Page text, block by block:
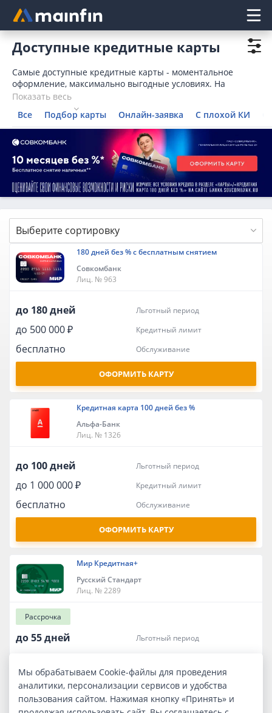
Главное меню
Доступные кредитные карты
Самые доступные кредитные карты - моментальное
оформление, максимально выгодные условиях. На
сегодняшний день представлено 41 доступных кредитных
карт без отказа с плохой кредитной историей. Оставляйте
онлайн-заявку на сайте круглосуточно.
Показать весь
Все
Подбор карты Онлайн-заявка С плохой КИ
Выберите сортировку
180 дней без % с бесплатным снятием
Совкомбанк
Лиц. № 963
до 180 дней льготный период
до 500 000 ₽ кредитный лимит
бесплатно обслуживание
ОФОРМИТЬ КАРТУ
Кредитная карта 100 дней без %
Альфа-Банк
Лиц. № 1326
до 100 дней льготный период
до 1 000 000 ₽ кредитный лимит
бесплатно обслуживание
ОФОРМИТЬ КАРТУ
Мир Кредитная+
Русский Стандарт
Лиц. № 2289
Рассрочка
до 55 дней льготный период
бесплатно обслуживание
ОФОРМИТЬ КАРТУ
Мы обрабатываем Cookie-файлы для проведения
аналитики, персонализации сервисов и удобства
пользования сайтом. Нажимая кнопку «Принять» и